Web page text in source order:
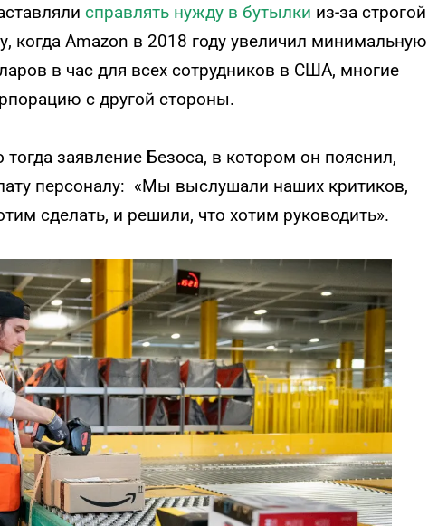
справлять нужду в бутылки из-за строгой
когда Amazon в 2018 году увеличил минимальную
в час для всех сотрудников в США, многие
с другой стороны.
заявление Безоса, в котором он пояснил,
персоналу: «Мы выслушали наших критиков,
сделать, и решили, что хотим руководить».